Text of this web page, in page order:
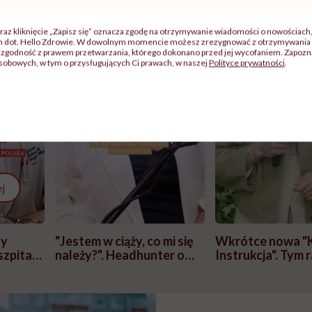
"Jestem w ciąży, co mi się
należy?". Headhunter o
pracy
Wkrótce nowa
Instrukcja". Tym
kliknięcie „Zapisz się” oznacza zgodę na otrzymywanie wiadomości o
dot. Hello Zdrowie. W dowolnym momencie możesz zrezygnować z
zgodność z prawem przetwarzania, którego dokonano przed jej wycofaniem.
w tym o przysługujących Ci prawach, w naszejPolityce prywatności.